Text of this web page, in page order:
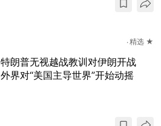
精选 ★
特朗普无视越战教训对伊朗开战
外界对“美国主导世界”开始动摇